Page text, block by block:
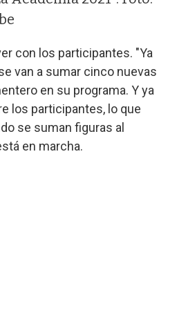
con los participantes. "Ya
van a sumar cinco nuevas
en su programa. Y ya
los participantes, lo que
se suman figuras al
en marcha.